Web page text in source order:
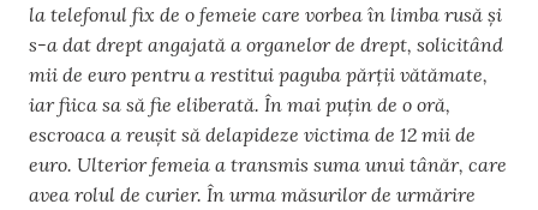
la telefonul fix de o femeie care vorbea în limba rusă și
s-a dat drept angajată a organelor de drept, solicitând
mii de euro pentru a restitui paguba părții vătămate,
iar fiica sa să fie eliberată. În mai puțin de o oră,
escroaca a reușit să delapideze victima de 12 mii de
euro. Ulterior femeia a transmis suma unui tânăr, care
avea rolul de curier. În urma măsurilor de urmărire